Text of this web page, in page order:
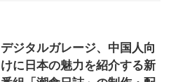
デジタルガレージ、中国人向
けに日本の魅力を紹介する新